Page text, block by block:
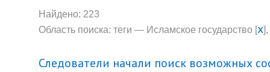
Найдено: 223
Область поиска: теги — Исламское государство [x
Следователи начали поиск возможных